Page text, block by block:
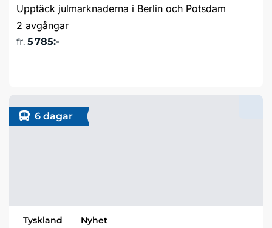
Upptäck julmarknaderna i Berlin och Potsdam
2 avgångar
fr. 5 785:-
6 dagar
Tyskland Nyhet